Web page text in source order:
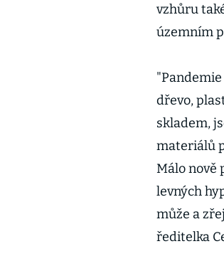
vzhůru
územním
dřevo,
skladem,
materiálů
Málo nově
levných
může a
ředitelka